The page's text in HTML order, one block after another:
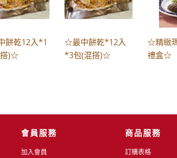
餅乾12入*1
)☆
☆最中餅乾*12入
*3包(混搭)☆
☆精緻
禮盒☆
會員服務
加入會員
商品服務
訂購表格